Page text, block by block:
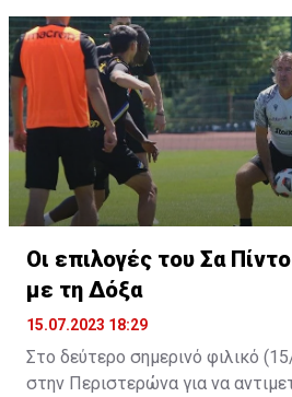
Οι επιλογές του Σα
με τη Δόξα
15.07.2023 18:29
Στο δεύτερο σημερινό φιλικό
στην Περιστερώνα για να